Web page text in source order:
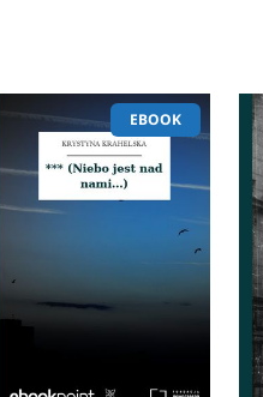
EBOOK